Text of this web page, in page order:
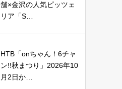
舗×金沢の人気ピッツェ
リア「S…
HTB「onちゃん！6チャ
ン!!秋まつり」2026年10
月2日か…